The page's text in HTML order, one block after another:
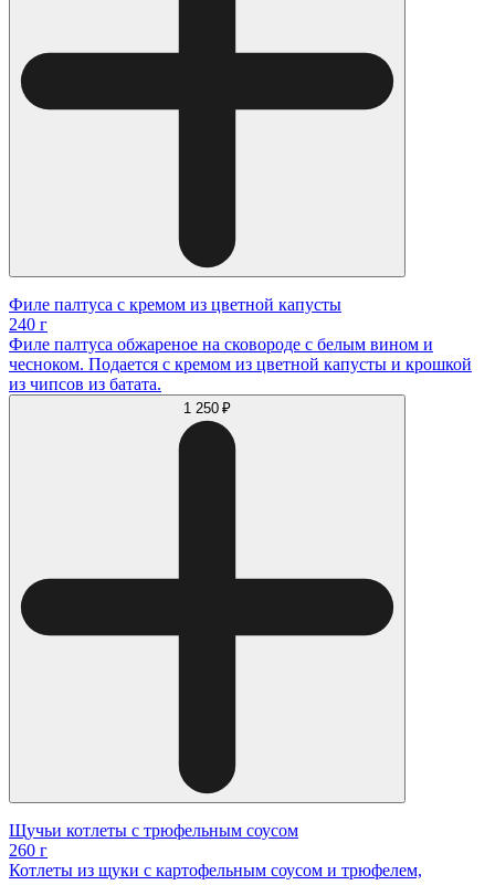
Филе палтуса с кремом из цветной капусты
240 г
Филе палтуса обжареное на сковороде с белым вином и
чесноком. Подается с кремом из цветной капусты и крошкой
из чипсов из батата.
1 250 ₽
Щучьи котлеты с трюфельным соусом
260 г
Котлеты из щуки с картофельным соусом и трюфелем,